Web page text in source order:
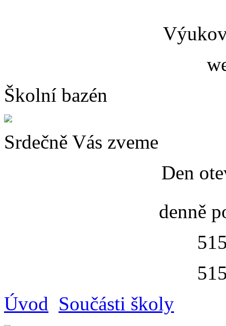
Školní bazén
Srdečně Vás zveme
Den
denně
Úvod Součásti školy